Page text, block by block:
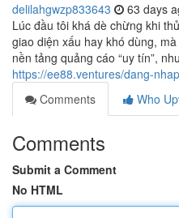
delilahgwzp833643 63 days
Lúc đầu tôi khá dè chừng khi
giao diện xấu hay khó dùng,
nền tảng quảng cáo “uy tín”,
https://ee88.ventures/dang-
Comments
Who
Comments
Submit a Comment
No HTML